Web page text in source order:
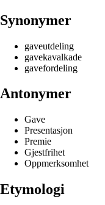
Synonymer
gaveutdeling
gavekavalkade
gavefordeling
Antonymer
Gave
Presentasjon
Premie
Gjestfrihet
Oppmerksomhet
Etymologi